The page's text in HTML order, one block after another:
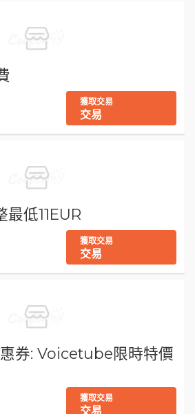
獲取交易
交易
低11EUR
獲取交易
交易
券: Voicetube限時特價
獲取交易
交易